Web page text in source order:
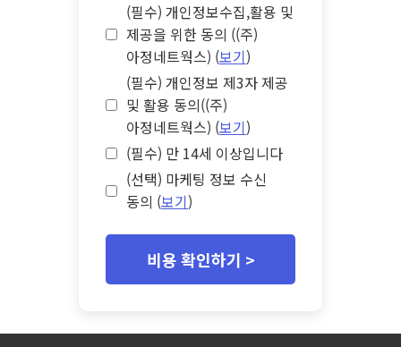
(필수) 개인정보수집,활용 및
제공을 위한 동의 ((주)
아정네트웍스) (보기)
(필수) 개인정보 제3자 제공
및 활용 동의((주)
아정네트웍스) (보기)
(필수) 만 14세 이상입니다
(선택) 마케팅 정보 수신
동의 (보기)
비용 확인하기 >